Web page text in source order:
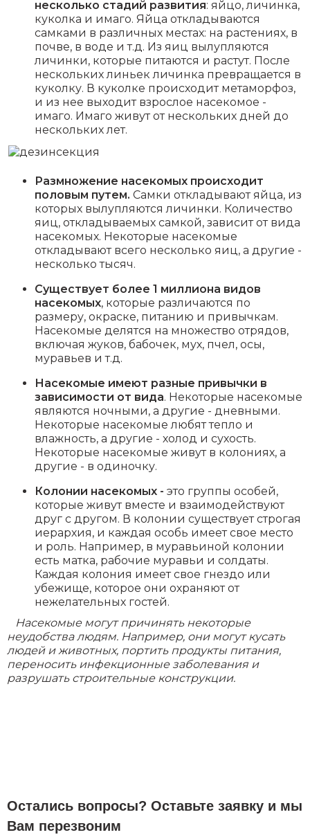
несколько стадий развития: яйцо, личинка,
куколка и имаго. Яйца откладываются
самками в различных местах: на растениях, в
почве, в воде и т.д. Из яиц вылупляются
личинки, которые питаются и растут. После
нескольких линьек личинка превращается в
куколку. В куколке происходит метаморфоз,
и из нее выходит взрослое насекомое -
имаго. Имаго живут от нескольких дней до
нескольких лет.
Размножение насекомых происходит
половым путем. Самки откладывают яйца, из
которых вылупляются личинки. Количество
яиц, откладываемых самкой, зависит от вида
насекомых. Некоторые насекомые
откладывают всего несколько яиц, а другие -
несколько тысяч.
Существует более 1 миллиона видов
насекомых, которые различаются по
размеру, окраске, питанию и привычкам.
Насекомые делятся на множество отрядов,
включая жуков, бабочек, мух, пчел, осы,
муравьев и т.д.
Насекомые имеют разные привычки в
зависимости от вида. Некоторые насекомые
являются ночными, а другие - дневными.
Некоторые насекомые любят тепло и
влажность, а другие - холод и сухость.
Некоторые насекомые живут в колониях, а
другие - в одиночку.
Колонии насекомых - это группы особей,
которые живут вместе и взаимодействуют
друг с другом. В колонии существует строгая
иерархия, и каждая особь имеет свое место
и роль. Например, в муравьиной колонии
есть матка, рабочие муравьи и солдаты.
Каждая колония имеет свое гнездо или
убежище, которое они охраняют от
нежелательных гостей.
Насекомые могут причинять некоторые
неудобства людям. Например, они могут кусать
людей и животных, портить продукты питания,
переносить инфекционные заболевания и
разрушать строительные конструкции.
Остались вопросы? Оставьте заявку и мы
Вам перезвоним